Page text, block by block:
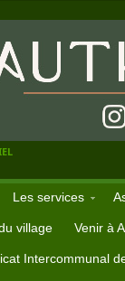
Les services
village Venir à
Intercommunal